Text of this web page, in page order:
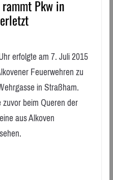
Pkw in
erfolgte am 7. Juli 2015
Feuerwehren zu
in Straßham.
beim Queren der
aus Alkoven